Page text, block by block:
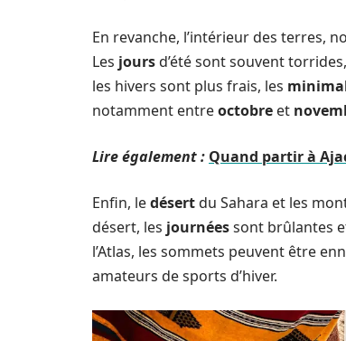
En revanche, l’intérieur des terres,
Les joursd’été sont souvent
les hivers sont plus frais, les
notamment entreoctobre et
Lire également : Quand partir à
Enfin, ledésertdu Sahara et les
désert, les journéessont brûlantes
l’Atlas, les sommets peuvent être
amateurs de sports d’hiver.